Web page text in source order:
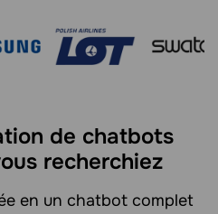
de chatbots
recherchiez
en un chatbot complet